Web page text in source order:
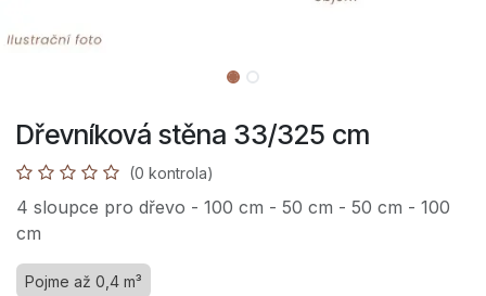
Dřevníková stěna 33/325 cm
(0 kontrola)
4 sloupce pro dřevo - 100 cm - 50 cm - 50 cm - 100
cm
Pojme až 0,4 m³